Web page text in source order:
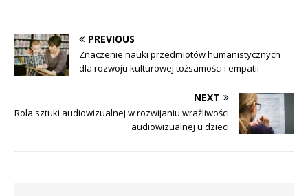
PREVIOUS
Znaczenie nauki przedmiotów humanistycznych
dla rozwoju kulturowej tożsamości i empatii
NEXT
Rola sztuki audiowizualnej w rozwijaniu wrażliwości
audiowizualnej u dzieci